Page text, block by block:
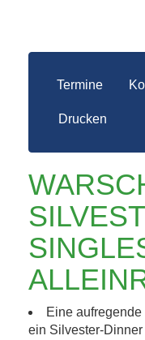
Termine
Drucken
Eine
ein Silvester-